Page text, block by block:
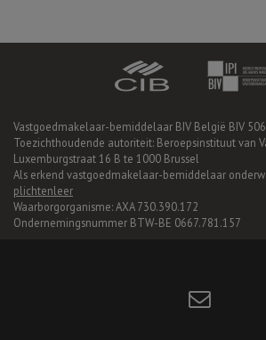
Vastgoedmakelaar-bemiddelaar BIV België BIV
Toezichthoudende autoriteit: Beroepsinstituut van
Luxemburgstraat 16 B te 1000 Brussel
Als erkend vastgoedmakelaar-bemiddelaar
plichtenleer
Waarborgorganisme: AXA 730.390.172
Ondernemingsnummer BTW-BE 0667.781.157